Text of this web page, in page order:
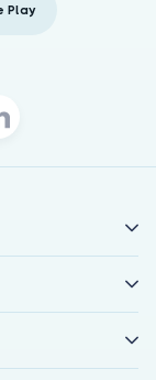
Play